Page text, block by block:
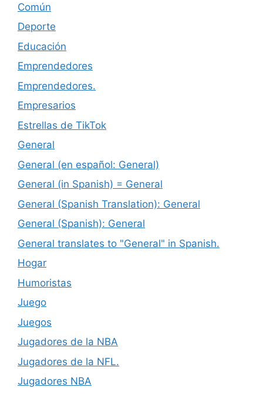
Común
Deporte
Educación
Emprendedores
Emprendedores.
Empresarios
Estrellas de TikTok
General
General (en español: General)
General (in Spanish) = General
General (Spanish Translation): General
General (Spanish): General
General translates to "General" in Spanish.
Hogar
Humoristas
Juego
Juegos
Jugadores de la NBA
Jugadores de la NFL.
Jugadores NBA